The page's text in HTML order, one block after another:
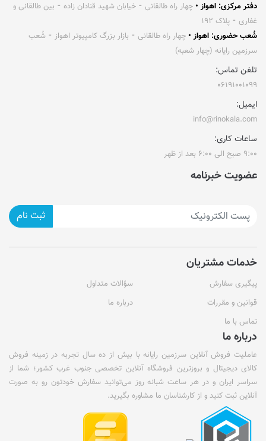
دفتر مرکزی: اهواز • چهار راه طالقانی ⁃ خیابان شهید قنادان زاده ⁃ بین طالقانی و
غفاری ⁃ پلاک ۱۹۲
شُعب حضوری: اهواز • چهار راه طالقانی ⁃ بازار بزرگ کامپیوتر اهواز ⁃ شُعب
سرزمین رایانه (چهار شعبه)
تلفن تماس:
۰۶۱۹۱۰۰۱۰۹۹
ایمیل:
info@rinokala.com
ساعات کاری:
۹:۰۰ صبح الی ۶:۰۰ بعد از ظهر
عضویت خبرنامه
ثبت نام
خدمات مشتریان
پیگیری سفارش
سؤالات متداول
قوانین و مقررات
درباره ما
تماس با ما
درباره ما
عاملیت فروش آنلاین سرزمین رایانه با بیش از ده سال تجربه در زمینه فروش
کالای دیجیتال و بروزترین فروشگاه آنلاین تخصصی جنوب غرب کشور؛ شما از
سراسر ایران و در هر ساعت شبانه روز می‌توانید سفارش خودتون رو به صورت
آنلاین ثبت کنید و از کارشناسان ما مشاوره بگیرید.